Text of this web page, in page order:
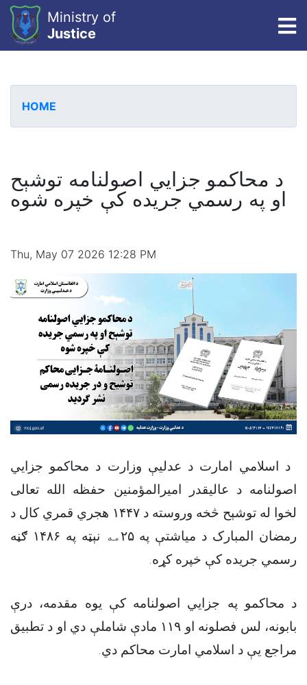
Ministry of
Justice
HOME
د محاکمو جزايي اصولنامه توشېح
او په رسمي جریده کې خپره شوه
Thu, May 07 2026 12:28 PM
د اسلامي امارت د عدلیې وزارت د محاکمو جزايي
اصولنامه د عالیقدر امیرالمؤمنین حفظه الله تعالی
لخوا له توشېح څخه وروسته د ۱۴۴۷ هجري قمري کال د
رمضان المبارک د میاشتې په ۲۵
مه
نېټه په ۱۴۸۶ ګڼه
رسمي جریده کې خپره کړه.
د محاکمو په جزايي اصولنامه کې یوه مقدمه، درې
بابونه، لس فصلونه او ۱۱۹ مادې شاملې دي او د تطبیق
مراجع یې د اسلامي امارت محاکم دي.